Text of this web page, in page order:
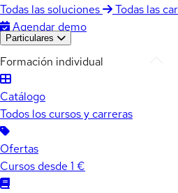
Todas las soluciones
Todas las
Agendar demo
Particulares
Formación individual
Catálogo
Todos los cursos y carreras
Ofertas
Cursos desde 1 €